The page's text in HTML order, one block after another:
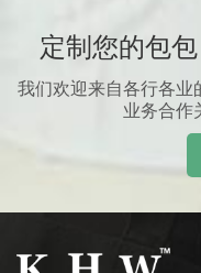
定制您的包
我们欢迎来自各行各业
业务合作